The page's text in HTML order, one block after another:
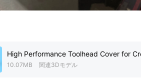
High Performance Toolhead Cover for
10.07MB 関連3Dモデル